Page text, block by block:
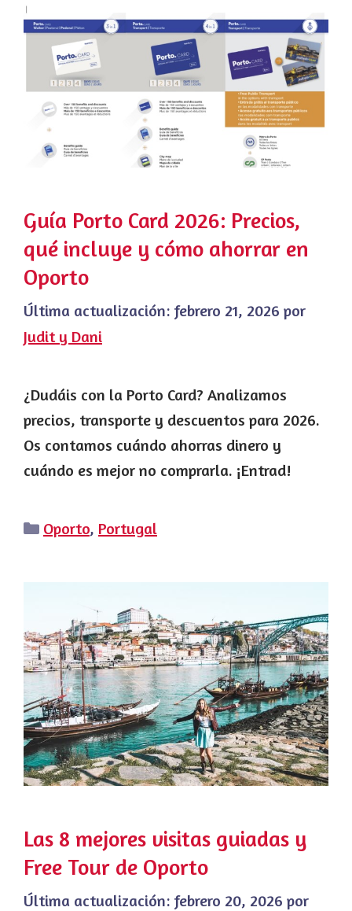
Guía Porto Card 2026: Precios,
qué incluye y cómo ahorrar en
Oporto
Última actualización: febrero 21, 2026 por
Judit y Dani
¿Dudáis con la Porto Card? Analizamos
precios, transporte y descuentos para 2026.
Os contamos cuándo ahorras dinero y
cuándo es mejor no comprarla. ¡Entrad!
Categorías
Oporto, Portugal
Las 8 mejores visitas guiadas y
Free Tour de Oporto
Última actualización: febrero 20, 2026 por